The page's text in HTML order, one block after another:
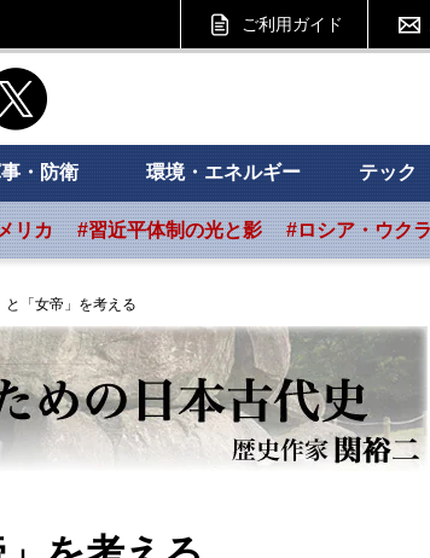
ご利用ガイド
フォーサイト
・防衛 環境・エネルギー テック
リカ #習近平体制の光と影 #ロシア・ウク
と「女帝」を考える